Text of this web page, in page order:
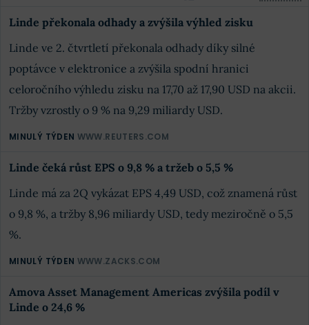
Linde překonala odhady a zvýšila výhled zisku
Linde ve 2. čtvrtletí překonala odhady díky silné
poptávce v elektronice a zvýšila spodní hranici
celoročního výhledu zisku na 17,70 až 17,90 USD na akcii.
Tržby vzrostly o 9 % na 9,29 miliardy USD.
MINULÝ TÝDEN WWW.REUTERS.COM
Linde čeká růst EPS o 9,8 % a tržeb o 5,5 %
Linde má za 2Q vykázat EPS 4,49 USD, což znamená růst
o 9,8 %, a tržby 8,96 miliardy USD, tedy meziročně o 5,5
%.
MINULÝ TÝDEN WWW.ZACKS.COM
Amova Asset Management Americas zvýšila podíl v
Linde o 24,6 %